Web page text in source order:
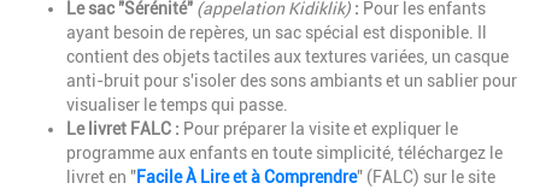
Le sac "Sérénité" (appelation Kidiklik) : Pour les enfants
ayant besoin de repères, un sac spécial est disponible. Il
contient des objets tactiles aux textures variées, un casque
anti-bruit pour s'isoler des sons ambiants et un sablier pour
visualiser le temps qui passe.
Le livret FALC : Pour préparer la visite et expliquer le
programme aux enfants en toute simplicité, téléchargez le
livret en "Facile À Lire et à Comprendre" (FALC) sur le site